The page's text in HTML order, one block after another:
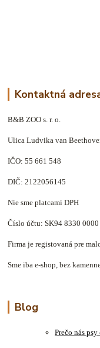
Kontaktná
B&B ZOO s. r. o.
Ulica Ludvika van
IČO: 55 661 548
DIČ: 2122056145
Nie sme platcami DPH
Číslo účtu: SK94 8330
Firma je registovaná pre
Sme iba e-shop, bez
Blog
Prečo nás